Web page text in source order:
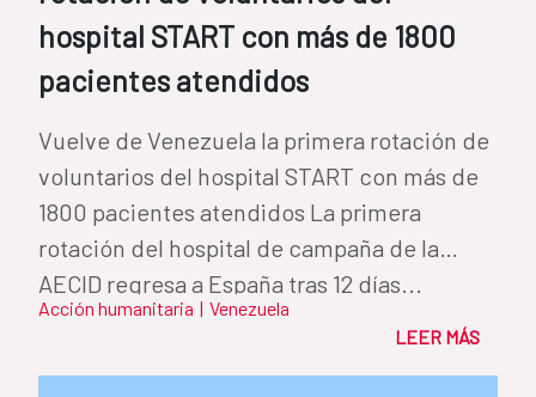
hospital START con más de 1800
pacientes atendidos
Vuelve de Venezuela la primera rotación de
voluntarios del hospital START con más de
1800 pacientes atendidos La primera
rotación del hospital de campaña de la
AECID regresa a España tras 12 días...
Acción humanitaria | Venezuela
LEER MÁS